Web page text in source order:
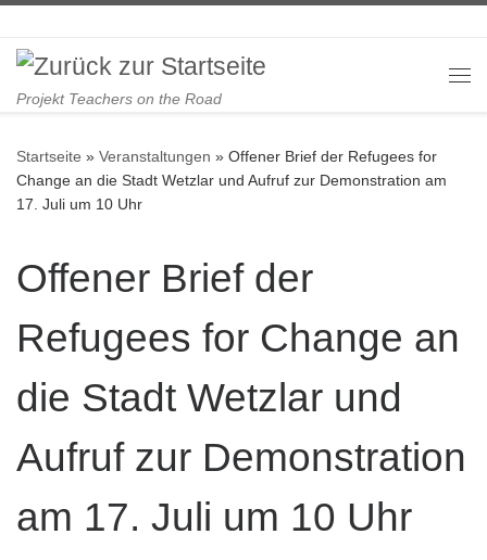
Projekt Teachers on the Road
Startseite » Veranstaltungen » Offener Brief der Refugees for
Change an die Stadt Wetzlar und Aufruf zur Demonstration am
17. Juli um 10 Uhr
Offener Brief der
Refugees for Change an
die Stadt Wetzlar und
Aufruf zur Demonstration
am 17. Juli um 10 Uhr